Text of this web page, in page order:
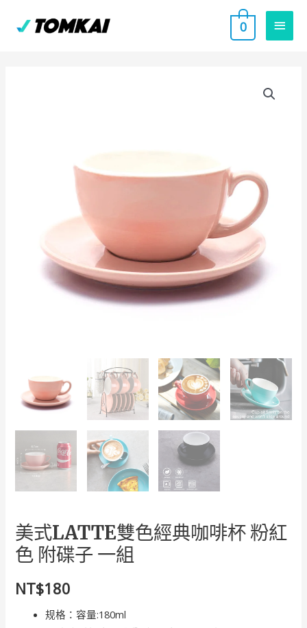
主
要
單
0
美式LATTE雙色經典咖啡杯 粉紅
色 附碟子 一組
NT$180
规格：容量:180ml